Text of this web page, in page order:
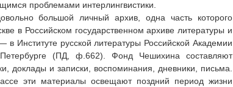
проблемами интерлингвистики.
большой личный архив, одна часть которого
в Российском государственном архиве литературы и
Институте русской литературы Российской Академии
(ПД, ф.662). Фонд Чешихина составляют
доклады и записки, воспоминания, дневники, письма.
эти материалы освещают поздний период жизни